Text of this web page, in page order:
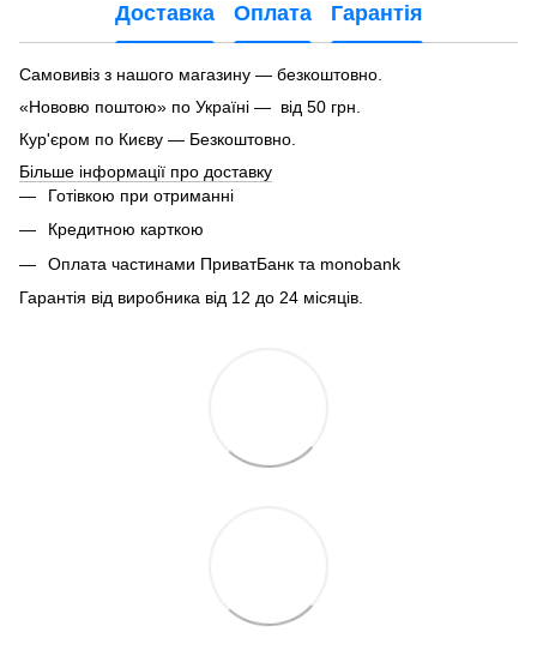
Доставка Оплата Гарантія
Самовивіз з нашого магазину — безкоштовно.
«Нововю поштою» по Україні — від 50 грн.
Кур'єром по Києву — Безкоштовно.
Більше інформації про доставку
Готівкою при отриманні
Кредитною карткою
Оплата частинами ПриватБанк та monobank
Гарантія від виробника від 12 до 24 місяців.